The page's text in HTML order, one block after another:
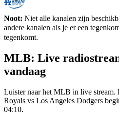
Noot: Niet alle kanalen zijn
andere kanalen als je er een
tegenkomt.
MLB: Live
vandaag
Luister naar het MLB in live stream.
Royals vs Los Angeles Dodgers
04:10.